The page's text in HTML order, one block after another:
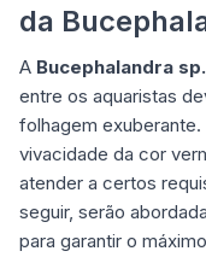
da
A Bucephalandra sp.
entre os aquaristas
folhagem exuberante.
vivacidade da cor
atender a certos
seguir, serão
para garantir o